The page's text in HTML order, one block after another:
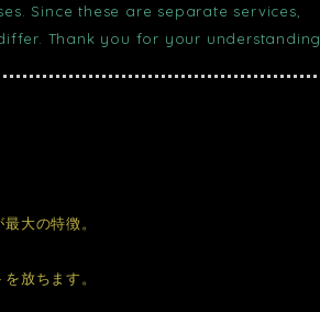
Since these are separate services,
Thank you for your understanding.
大の特徴。
放ちます。